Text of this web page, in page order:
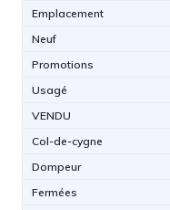
Emplacement
Neuf
Promotions
Usagé
VENDU
Col-de-cygne
Dompeur
Fermées